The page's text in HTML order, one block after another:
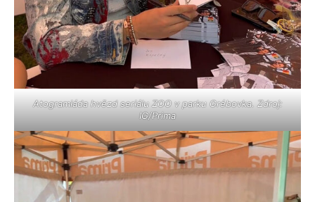
Atogramiáda hvězd seriálu ZOO v parku Grébovka. Zdroj:
IG/Prima